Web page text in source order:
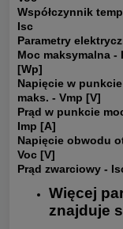
Współczynnik
Isc
Parametry
Moc maksymalna -
[Wp]
Napięcie w
maks. - Vmp [V]
Prąd w punkcie
Imp [A]
Napięcie obwodu
Voc [V]
Prąd zwarciowy -
Więcej
znajduje